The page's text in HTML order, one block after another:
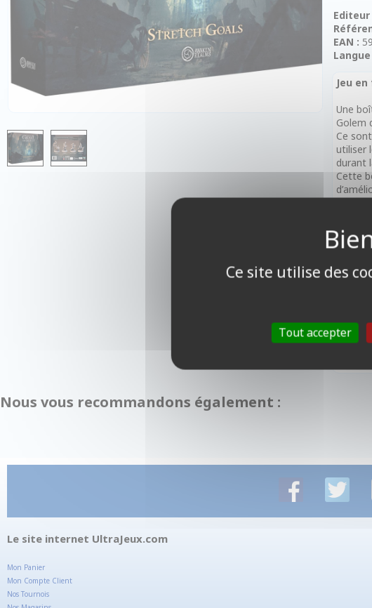
Editeur
EAN :
Langue
Jeu
Une
Golem
Ce
utiliser
durant
Cette
Contenu
4
• Âge
•
Nous vous recommandons également :
Le site internet UltraJeux.com
Mon Panier
Mon Compte Client
Nos Tournois
Ce site utilise des
Tout accepter